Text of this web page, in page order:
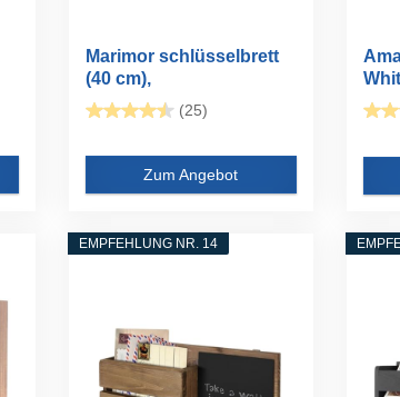
Marimor schlüsselbrett
(40 cm),
schlüsselboard...
(25)
Zum Angebot
EMPFEHLUNG NR. 14